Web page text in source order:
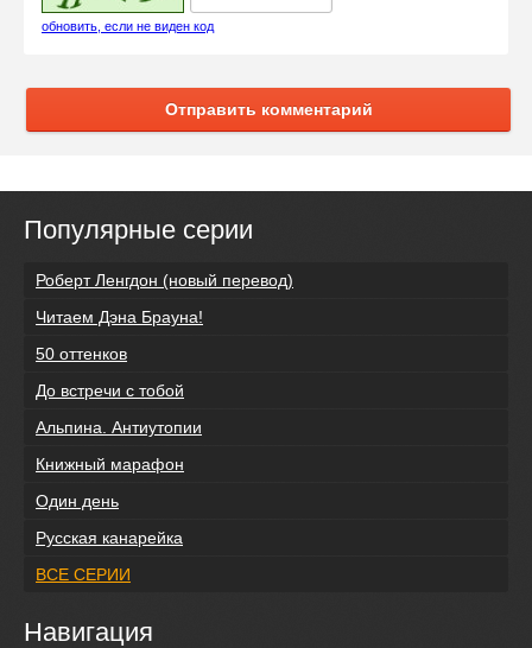
обновить, если не виден код
Отправить комментарий
Популярные серии
Роберт Ленгдон (новый перевод)
Читаем Дэна Брауна!
50 оттенков
До встречи с тобой
Альпина. Антиутопии
Книжный марафон
Один день
Русская канарейка
ВСЕ СЕРИИ
Навигация